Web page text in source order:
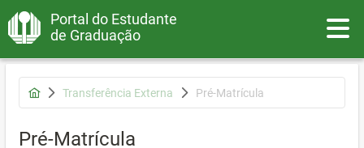
Portal do Estudante
de Graduação
Transferência Externa Pré-Matrícula
Pré-Matrícula